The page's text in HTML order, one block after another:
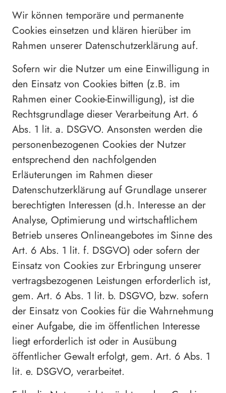
Wir können temporäre und permanente
Cookies einsetzen und klären hierüber im
Rahmen unserer Datenschutzerklärung auf.
Sofern wir die Nutzer um eine Einwilligung in
den Einsatz von Cookies bitten (z.B. im
Rahmen einer Cookie-Einwilligung), ist die
Rechtsgrundlage dieser Verarbeitung Art. 6
Abs. 1 lit. a. DSGVO. Ansonsten werden die
personenbezogenen Cookies der Nutzer
entsprechend den nachfolgenden
Erläuterungen im Rahmen dieser
Datenschutzerklärung auf Grundlage unserer
berechtigten Interessen (d.h. Interesse an der
Analyse, Optimierung und wirtschaftlichem
Betrieb unseres Onlineangebotes im Sinne des
Art. 6 Abs. 1 lit. f. DSGVO) oder sofern der
Einsatz von Cookies zur Erbringung unserer
vertragsbezogenen Leistungen erforderlich ist,
gem. Art. 6 Abs. 1 lit. b. DSGVO, bzw. sofern
der Einsatz von Cookies für die Wahrnehmung
einer Aufgabe, die im öffentlichen Interesse
liegt erforderlich ist oder in Ausübung
öffentlicher Gewalt erfolgt, gem. Art. 6 Abs. 1
lit. e. DSGVO, verarbeitet.